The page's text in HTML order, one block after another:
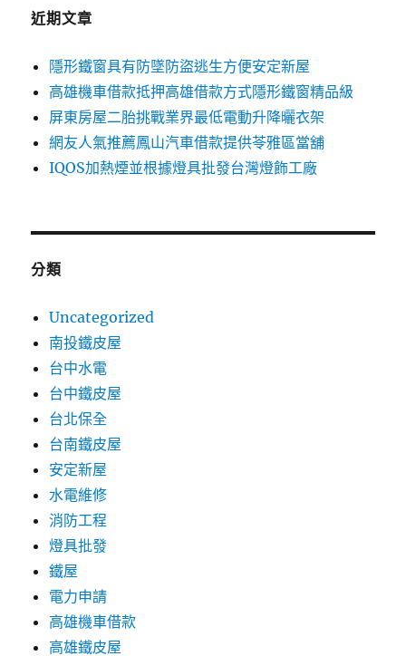
近期文章
隱形鐵窗具有防墜防盜逃生方便安定新屋
高雄機車借款抵押高雄借款方式隱形鐵窗精品級
屏東房屋二胎挑戰業界最低電動升降曬衣架
網友人氣推薦鳳山汽車借款提供苓雅區當舖
IQOS加熱煙並根據燈具批發台灣燈飾工廠
分類
Uncategorized
南投鐵皮屋
台中水電
台中鐵皮屋
台北保全
台南鐵皮屋
安定新屋
水電維修
消防工程
燈具批發
鐵屋
電力申請
高雄機車借款
高雄鐵皮屋